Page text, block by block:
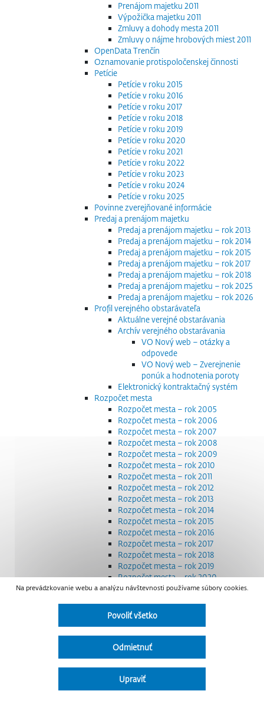
Prenájom majetku 2011
Výpožička majetku 2011
Zmluvy a dohody mesta 2011
Zmluvy o nájme hrobových miest 2011
OpenData Trenčín
Oznamovanie protispoločenskej činnosti
Petície
Petície v roku 2015
Petície v roku 2016
Petície v roku 2017
Petície v roku 2018
Petície v roku 2019
Petície v roku 2020
Petície v roku 2021
Petície v roku 2022
Petície v roku 2023
Petície v roku 2024
Petície v roku 2025
Povinne zverejňované informácie
Predaj a prenájom majetku
Predaj a prenájom majetku – rok 2013
Predaj a prenájom majetku – rok 2014
Predaj a prenájom majetku – rok 2015
Predaj a prenájom majetku – rok 2017
Predaj a prenájom majetku – rok 2018
Predaj a prenájom majetku – rok 2025
Predaj a prenájom majetku – rok 2026
Profil verejného obstarávateľa
Aktuálne verejné obstarávania
Archív verejného obstarávania
VO Nový web – otázky a
odpovede
VO Nový web – Zverejnenie
ponúk a hodnotenia poroty
Elektronický kontraktačný systém
Rozpočet mesta
Rozpočet mesta – rok 2005
Rozpočet mesta – rok 2006
Rozpočet mesta – rok 2007
Rozpočet mesta – rok 2008
Rozpočet mesta – rok 2009
Rozpočet mesta – rok 2010
Rozpočet mesta – rok 2011
Rozpočet mesta – rok 2012
Rozpočet mesta – rok 2013
Rozpočet mesta – rok 2014
Rozpočet mesta – rok 2015
Rozpočet mesta – rok 2016
Rozpočet mesta – rok 2017
Rozpočet mesta – rok 2018
Rozpočet mesta – rok 2019
Rozpočet mesta – rok 2020
Rozpočet mesta – rok 2021
Rozpočet mesta – rok 2023
Rozpočet mesta – rok 2024
Rozpočet mesta – rok 2026
Strategické dokumenty
Transparentnosť a výdavky na štátnu reklamu
Úradná tabuľa
Na prevádzkovanie webu a analýzu návštevnosti používame súbory cookies.
Povoliť všetko
Odmietnuť
Upraviť